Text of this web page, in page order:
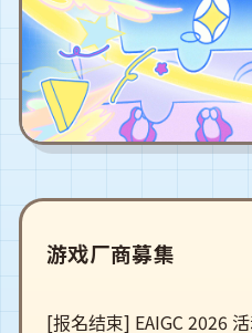
游戏厂商募集
[报名结束] EAIGC 2026